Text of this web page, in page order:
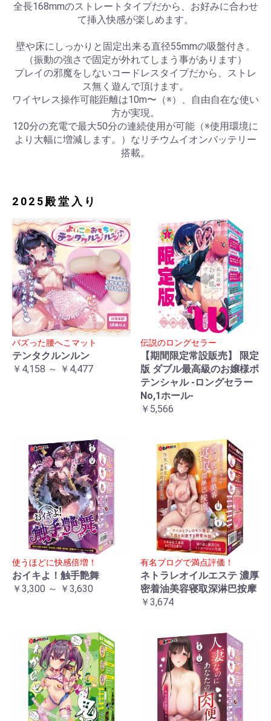
全長168mmのストレートタイプだから、お好みに合わせ
て挿入快感が楽しめます。
壁や床にしっかりと固定出来る直径55mmの吸盤付き。
（振動の強さで固定が外れてしまう事があります）
プレイの邪魔をしないコードレスタイプだから、ストレ
ス無く遊んで頂けます。
ワイヤレス操作可能距離は10m〜（※）、自由自在な使い
方が実現。
120分の充電で最大50分の連続使用が可能（※使用環境に
より大幅に増減します。）なリチウムイオンバッテリー
搭載。
2025殿堂入り
バズった腰へこマット
テンタクルンルン
￥4,158 ～ ￥4,477
伝説のロングセラー
【期間限定常設販売】 限定
版 ダブル最高級のお嬢様ポ
テンシャル -ロングセラー
No,1ホール-
￥5,566
使うほどに快感倍増！
おイキよ！触手艶舞
￥3,300 ～ ￥3,630
有名ブログで満点評価！
ネトラレオイルエステ 濃厚
密着油美容寝取深淋巴按摩
￥3,674